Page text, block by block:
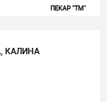
ПЕКАР "ТМ"
КАЛИНА